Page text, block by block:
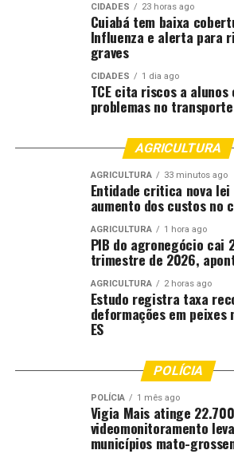
CIDADES 23 horas ago
Cuiabá tem baixa
Influenza e alerta para
graves
CIDADES 1 dia ago
TCE cita riscos a
problemas no
AGRICULTURA
AGRICULTURA 33 minutos ago
Entidade critica nova
aumento dos custos no
AGRICULTURA 1 hora ago
PIB do agronegócio cai
trimestre de 2026,
AGRICULTURA 2 horas ago
Estudo registra taxa
deformações em
ES
POLÍCIA
POLÍCIA 1 mês ago
Vigia Mais atinge
videomonitoramento
municípios mato-